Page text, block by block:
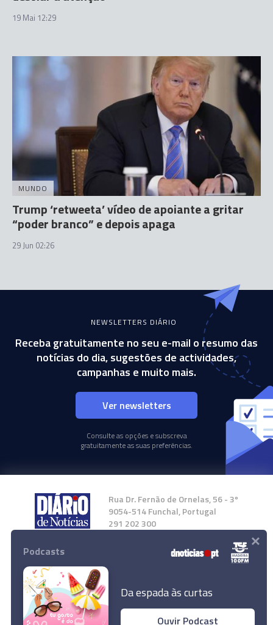
19 Mai 12:29
MUNDO
Trump ‘retweeta’ vídeo de apoiante a gritar
“poder branco” e depois apaga
29 Jun 02:26
NEWSLETTERS DIÁRIO
Receba gratuitamente no seu e-mail o resumo das
notícias do dia, sugestões de actividades,
campanhas e muito mais.
Ver newsletters
Consulte as opções e subscreva
gratuitamente as suas preferências.
Rua Dr. Fernão de Ornelas, 56 - 3º
9054-514 Funchal, Portugal
291 202 300
Instale a nossa App
Podcasts
Da espada às curtas
Ouvir Podcast
×